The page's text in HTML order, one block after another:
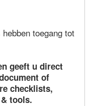
toegang tot
geeft u direct
of
checklists,
tools.